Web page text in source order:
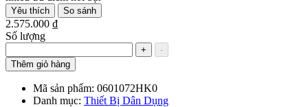
Yêu thích So sánh
2.575.000 ₫
Số lượng
+
-
Thêm giỏ hàng
Mã sản phẩm: 0601072HK0
Danh mục: Thiết Bị Dân Dụng